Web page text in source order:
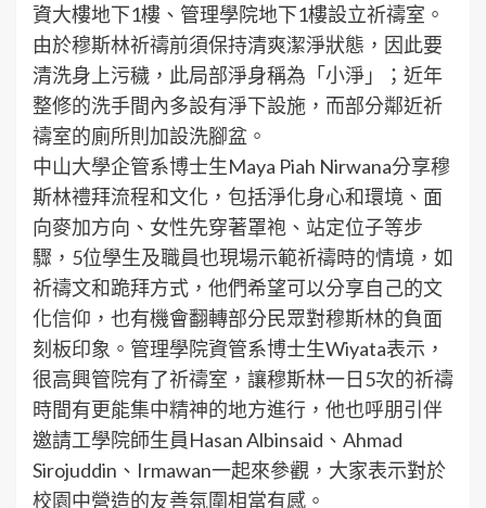
資大樓地下1樓、管理學院地下1樓設立祈禱室。
由於穆斯林祈禱前須保持清爽潔淨狀態，因此要
清洗身上污穢，此局部淨身稱為「小淨」；近年
整修的洗手間內多設有淨下設施，而部分鄰近祈
禱室的廁所則加設洗腳盆。
中山大學企管系博士生Maya Piah Nirwana分享穆
斯林禮拜流程和文化，包括淨化身心和環境、面
向麥加方向、女性先穿著罩袍、站定位子等步
驟，5位學生及職員也現場示範祈禱時的情境，如
祈禱文和跪拜方式，他們希望可以分享自己的文
化信仰，也有機會翻轉部分民眾對穆斯林的負面
刻板印象。管理學院資管系博士生Wiyata表示，
很高興管院有了祈禱室，讓穆斯林一日5次的祈禱
時間有更能集中精神的地方進行，他也呼朋引伴
邀請工學院師生員Hasan Albinsaid、Ahmad
Sirojuddin、Irmawan一起來參觀，大家表示對於
校園中營造的友善氛圍相當有感。